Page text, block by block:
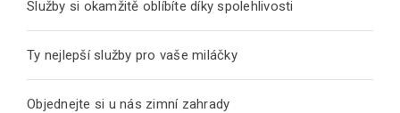
Služby si okamžitě oblíbíte díky spolehlivosti
Ty nejlepší služby pro vaše miláčky
Objednejte si u nás zimní zahrady